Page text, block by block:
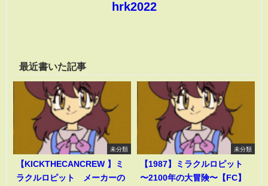
hrk2022
最近書いた記事
未分類
【KICKTHECANCREW 】ミ
ラクルロピット メーカーの
未分類
【1987】ミラクルロピット
〜2100年の大冒険〜【FC】